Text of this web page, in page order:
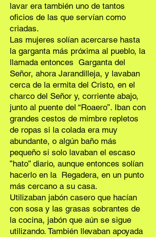
lavar era también uno de tantos
oficios de las que servían como
criadas.
Las mujeres solían acercarse hasta
la garganta más próxima al pueblo, la
llamada entonces Garganta del
Señor, ahora Jarandilleja, y lavaban
cerca de la ermita del Cristo, en el
charco del Señor y, corriente abajo,
junto al puente del “Roaero”. Iban con
grandes cestos de mimbre repletos
de ropas si la colada era muy
abundante, o algún baño más
pequeño si solo lavaban el escaso
”hato” diario, aunque entonces solían
hacerlo en la Regadera, en un punto
más cercano a su casa.
Utilizaban jabón casero que hacían
con sosa y las grasas sobrantes de
la cocina, jabón que aún se sigue
utilizando. También llevaban apoyada